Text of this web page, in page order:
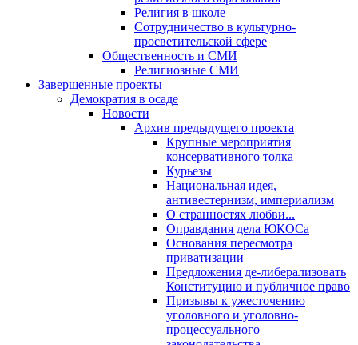
Религия в школе
Сотрудничество в культурно-
просветительской сфере
Общественность и СМИ
Религиозные СМИ
Завершенные проекты
Демократия в осаде
Новости
Архив предыдущего проекта
Крупные мероприятия
консервативного толка
Курьезы
Национальная идея,
антивестернизм, империализм
О странностях любви...
Оправдания дела ЮКОСа
Основания пересмотра
приватизации
Предложения де-либерализовать
Конституцию и публичное право
Призывы к ужесточению
уголовного и уголовно-
процессуального